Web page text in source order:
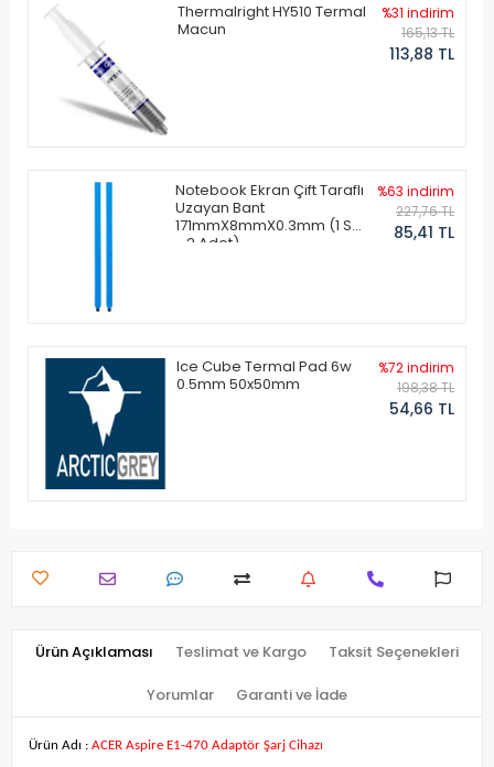
Thermalright HY510 Termal
Macun
%31 indirim
165,13 TL
113,88 TL
Notebook Ekran Çift Taraflı
Uzayan Bant
171mmX8mmX0.3mm (1 Set
- 2 Adet)
%63 indirim
227,76 TL
85,41 TL
Ice Cube Termal Pad 6w
0.5mm 50x50mm
%72 indirim
198,38 TL
54,66 TL
Ürün Açıklaması Teslimat ve Kargo Taksit Seçenekleri
Yorumlar Garanti ve İade
Ürün Adı : ACER Aspire E1-470 Adaptör Şarj Cihazı